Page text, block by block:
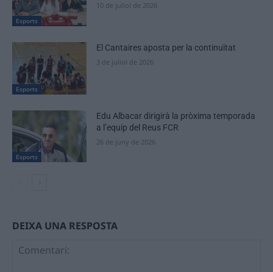
Esports
10 de juliol de 2026
Esports
El Cantaires aposta per la continuïtat
3 de juliol de 2026
Esports
Edu Albacar dirigirà la pròxima temporada
a l’equip del Reus FCR
26 de juny de 2026
DEIXA UNA RESPOSTA